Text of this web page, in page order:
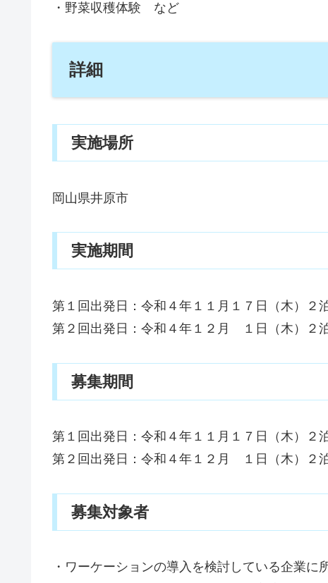
・野菜収穫体験 など
詳細
実施場所
岡山県井原市
実施期間
第１回出発日：令和４年１１月１７日（木）２
第２回出発日：令和４年１２月 １日（木）２
募集期間
第１回出発日：令和４年１１月１７日（木）２
第２回出発日：令和４年１２月 １日（木）２
募集対象者
・ワーケーションの導入を検討している企業に